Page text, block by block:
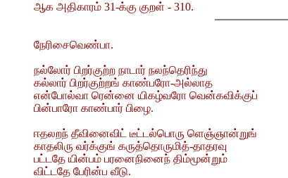
ஆக அதிகாரம் 31-க்கு குறள் - 310.
நேரிசைவெண்பா.
நல்லோர் பிறர்குற்ற நாடார் நலந்தெரிந்து
கல்லார் பிறர்குற்றங் காண்பரோ-அல்லாத
என்போல்வா ரென்னை யிகழ்வரோ வென்கவிக்குப்
பின்பாரோ காண்பார் பிழை.
ஈதலறந் தீவினைவிட் டீட்டல்பொரு ளெஞ்ஞான்றுங்
காதலிரு வர்க்குங் கருத்தொருமித்-தாதரவு
பட்டதே யின்பம் பரனைநினைந் திம்மூன்றும்
விட்டதே பேரின்ப வீடு.